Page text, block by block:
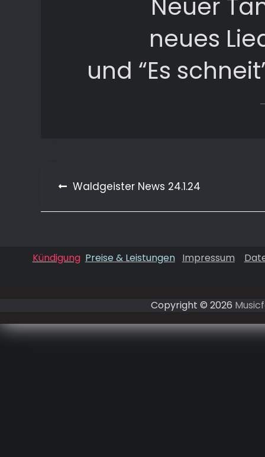
Neuer
neues
und “Es
Beitragsnavigation
Waldgeister News 24.1.24
Kündigung Preise & Leistungen Impressum
Copyright © 2026